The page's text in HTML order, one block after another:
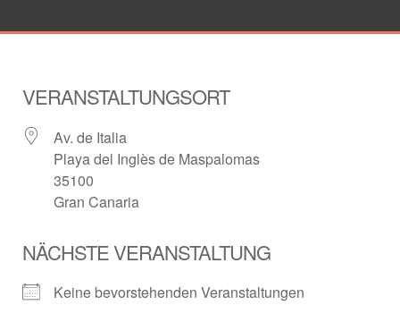
VERANSTALTUNGSORT
Av. de Italia
Playa del Inglès de Maspalomas
35100
Gran Canaria
NÄCHSTE VERANSTALTUNG
Keine bevorstehenden Veranstaltungen